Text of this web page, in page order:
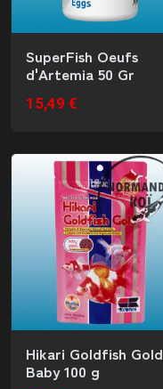
SuperFish Oeufs
d'Artemia 50 Gr
15,49 €
Hikari Goldfish Gold
Baby 100 g